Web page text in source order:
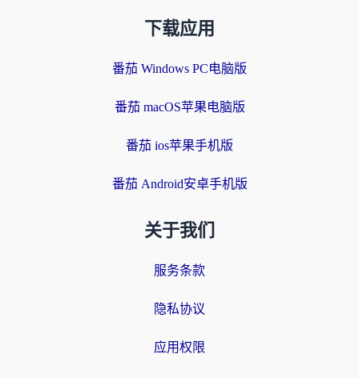
下载应用
番茄 Windows PC电脑版
番茄 macOS苹果电脑版
番茄 ios苹果手机版
番茄 Android安卓手机版
关于我们
服务条款
隐私协议
应用权限